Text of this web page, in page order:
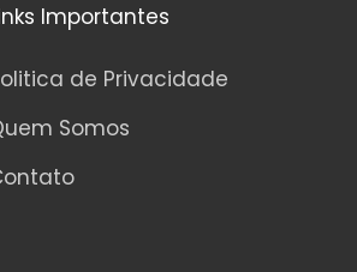
Importantes
de Privacidade
Somos